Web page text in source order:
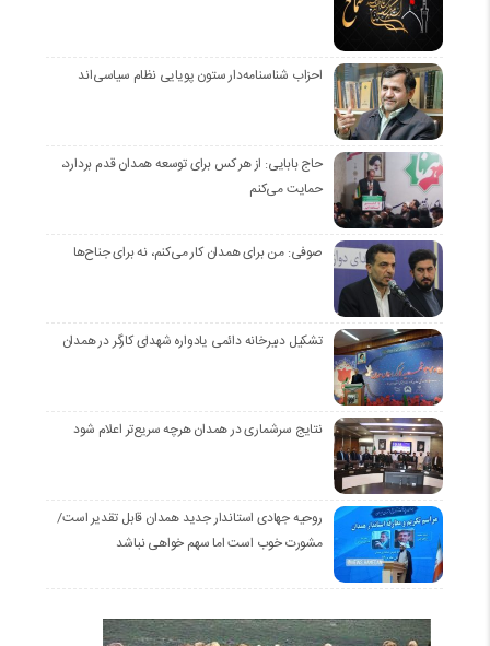
احزاب شناسنامه‌دار ستون پویایی نظام سیاسی‌اند
حاج بابایی: از هر کس برای توسعه همدان قدم بردارد،
حمایت می‌کنم
صوفی: من برای همدان کار می‌کنم، نه برای جناح‌ها
تشکیل دبیرخانه دائمی یادواره شهدای کارگر در همدان
نتایج سرشماری در همدان هرچه سریع‌تر اعلام شود
روحیه جهادی استاندار جدید همدان قابل تقدیر است/
مشورت خوب است اما سهم خواهی نباشد